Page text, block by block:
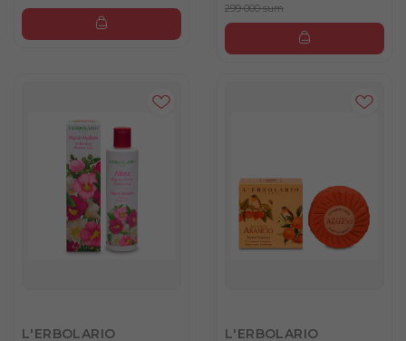
299 000 sum
L'ERBOLARIO L'ERBOLARIO